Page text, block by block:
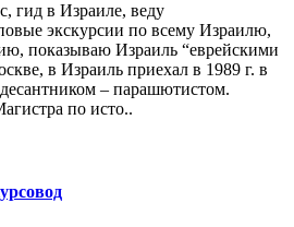
гид в Израиле, веду
экскурсии по всему Израилю,
показываю Израиль “еврейскими
в Израиль приехал в 1989 г. в
– парашютистом.
по исто..